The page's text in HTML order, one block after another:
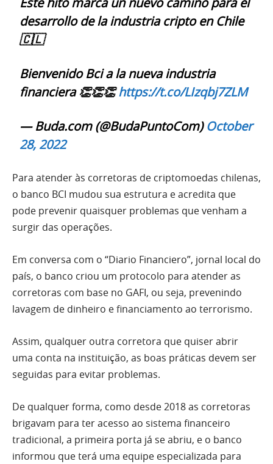
desarrollo de la industria cripto en Chile
🇨🇱
Bienvenido Bci a la nueva industria
financiera 👏👏👏https://t.co/LIzqbj7ZLM
— Buda.com (@BudaPuntoCom)October
28, 2022
Para atender às corretoras de criptomoedas chilenas,
o banco BCI mudou sua estrutura e acredita que
pode prevenir quaisquer problemas que venham a
surgir das operações.
Em conversa com o “Diario Financiero”, jornal local do
país, o banco criou um protocolo para atender as
corretoras com base no GAFI, ou seja, prevenindo
lavagem de dinheiro e financiamento ao terrorismo.
Assim, qualquer outra corretora que quiser abrir
uma conta na instituição, as boas práticas devem ser
seguidas para evitar problemas.
De qualquer forma, como desde 2018 as corretoras
brigavam para ter acesso ao sistema financeiro
tradicional, a primeira porta já se abriu, e o banco
informou que terá uma equipe especializada para